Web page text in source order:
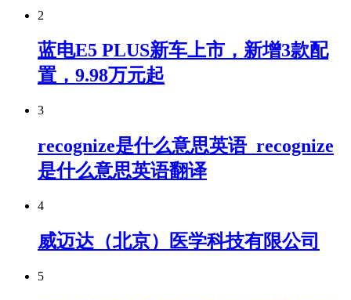
2
蓝电E5 PLUS新车上市，新增3款配
置，9.98万元起
3
recognize是什么意思英语_recognize
是什么意思英语翻译
4
威迈达（北京）医学科技有限公司
5